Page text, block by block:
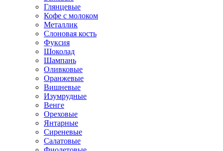
Глянцевые
Кофе с молоком
Металлик
Слоновая кость
Фуксия
Шоколад
Шампань
Оливковые
Оранжевые
Вишневые
Изумрудные
Венге
Ореховые
Янтарные
Сиреневые
Салатовые